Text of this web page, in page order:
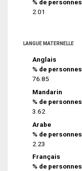
% de personnes
2.01
LANGUE MATERNELLE
Anglais
% de personnes
76.85
Mandarin
% de personnes
3.62
Arabe
% de personnes
2.23
Français
% de personnes